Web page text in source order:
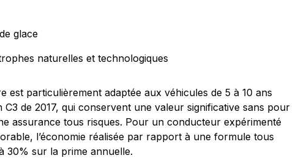
glace
naturelles et technologiques
est particulièrement adaptée aux véhicules de 5 à 10 ans
C3 de 2017, qui conservent une valeur significative sans pour
assurance tous risques. Pour un conducteur expérimenté
l’économie réalisée par rapport à une formule tous
30% sur la prime annuelle.